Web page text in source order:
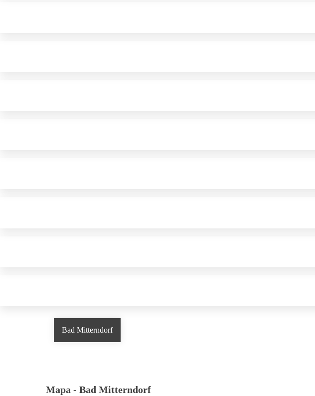
Bad Mitterndorf
Mapa - Bad Mitterndorf